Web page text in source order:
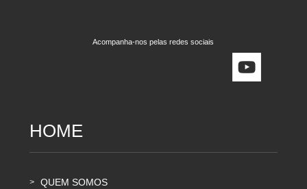
Acompanha-nos pelas redes sociais
HOME
> QUEM SOMOS